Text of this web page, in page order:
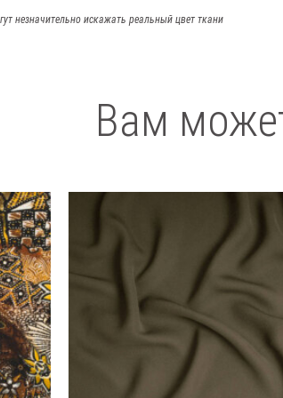
незначительно искажать реальный цвет ткани
Вам